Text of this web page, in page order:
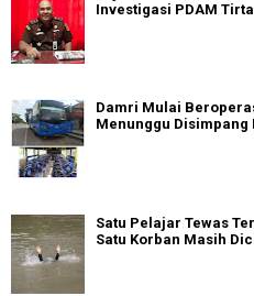
Investigasi PDAM
Damri Mulai
Menunggu
Satu Pelajar Tewas
Satu Korban Masih